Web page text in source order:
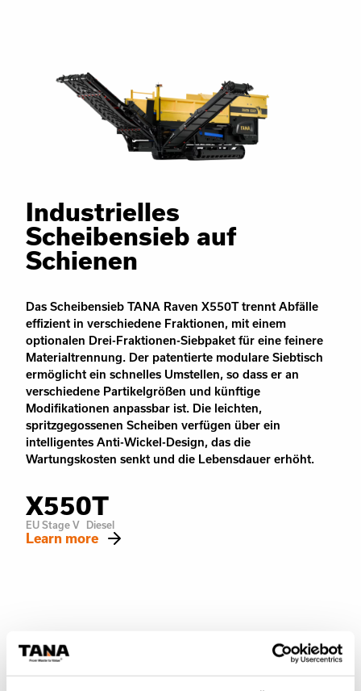
Industrielles
Scheibensieb auf
Schienen
Das Scheibensieb TANA Raven X550T trennt Abfälle
effizient in verschiedene Fraktionen, mit einem
optionalen Drei-Fraktionen-Siebpaket für eine feinere
Materialtrennung. Der patentierte modulare Siebtisch
ermöglicht ein schnelles Umstellen, so dass er an
verschiedene Partikelgrößen und künftige
Modifikationen anpassbar ist. Die leichten,
spritzgegossenen Scheiben verfügen über ein
intelligentes Anti-Wickel-Design, das die
Wartungskosten senkt und die Lebensdauer erhöht.
X550T
EU Stage V Diesel
Learn more
Videos